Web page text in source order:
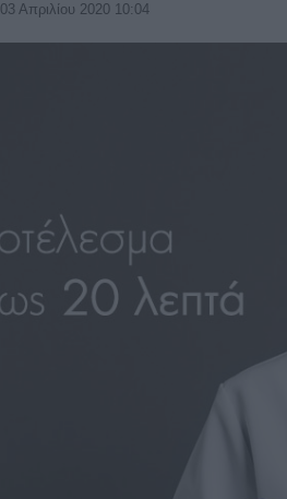
Απριλίου 2020 10:04